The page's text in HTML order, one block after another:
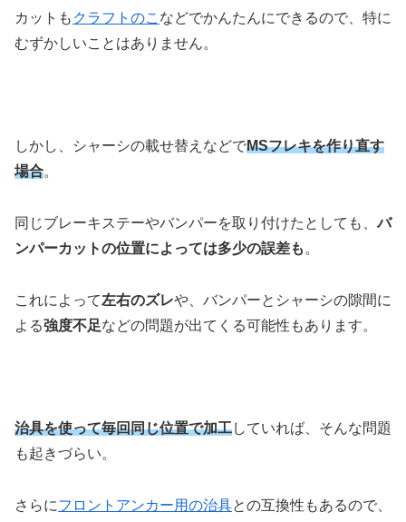
カットも クラフトのこ などでかんたんにできるので、特に
むずかしいことはありません。
しかし、シャーシの載せ替えなどでMSフレキを作り直す
場合。
同じブレーキステーやバンパーを取り付けたとしても、バ
ンパーカットの位置によっては多少の誤差も 。
これによって左右のズレや、バンパーとシャーシの隙間に
よる強度不足などの問題が出てくる可能性もあります。
治具を使って毎回同じ位置で加工していれば、そんな問題
も起きづらい。
さらにフロントアンカー用の治具との互換性もあるので、